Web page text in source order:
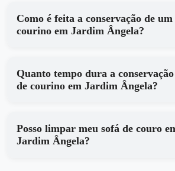
Como é feita a conservação de um
courino em Jardim Ângela?
Quanto tempo dura a
de courino em Jardim Ângela?
Posso limpar meu sofá de couro
Jardim Ângela?